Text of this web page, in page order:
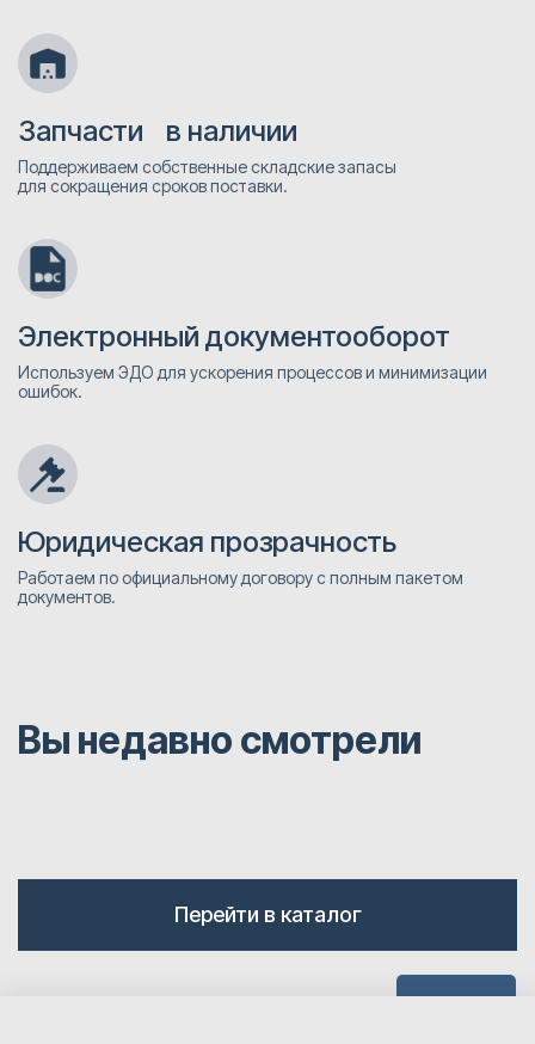
Запчасти в наличии
Поддерживаем собственные складские запасы
для сокращения сроков поставки.
Электронный документооборот
Используем ЭДО для ускорения процессов и минимизации
ошибок.
Юридическая прозрачность
Работаем по официальному договору с полным пакетом
документов.
Вы недавно смотрели
Перейти в каталог